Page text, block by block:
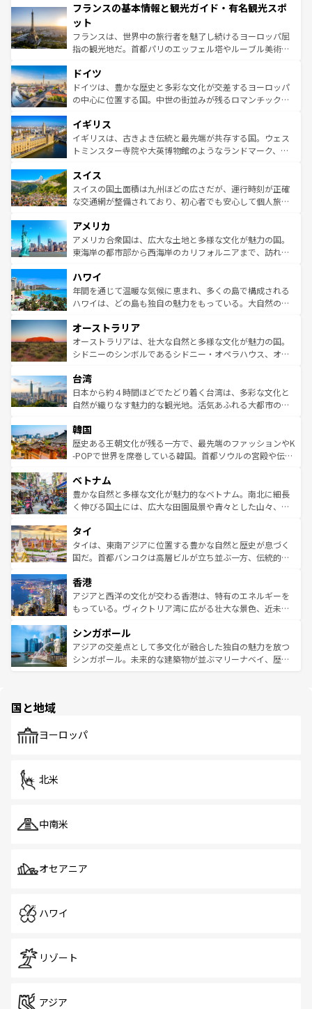
ませてくれるイタリアで、忘れられない旅をしてみよう！
なお、新着のイタリア情報は
しい。
文化が根付くこの国では、情熱的なフラメンコ、熱気あふ
れる闘牛、そして美味しいタパスが生活の一部となってい
る。首都マドリードの洗練された雰囲気や、バルセロナの
アートに溢れた街角から、地方では古代ローマ遺跡や中世
せる。地方によって風土や気候が異なるスペインはその個
性で訪れる人を魅了する。 なお、新着のスペイン情報は コ
ンテンツ一覧を参照してほしい。
フランスの基本情報と観光ガイド・有名観光スポ
ット
フランスは、世界中の旅行者を魅了し続けるヨーロッパ屈
指の観光地だ。首都パリのエッフェル塔やルーブル美術館
で、幅広い魅力が詰まっている。華麗な宮殿、歴史的な大
聖堂、美しいビーチ、そして豊かな自然が、訪れる者を心
から魅了する。また、フランスは美食の国としても知ら
いる。シャンパンの発祥地であるランス、プロヴァンスの
香り高いラベンダー畑など、多彩な楽しみ方が可能だ。さ
らに、パリ以外の地域にも魅力が溢れており、どの街角に
れる地方に足を運ぶとそれぞれで全く異なる文化を体験で
きるだろう。 なお、新着のフランス情報はコンテンツ一覧
を参照してほしい。
ドイツ
ドイツは、豊かな歴史と多彩な文化が交差するヨーロッパ
の中心に位置する国。中世の街並みが残るロマンチック街
顔を持つこの国は、どこを歩いても飽きることがない。ベ
ルリンの文化的活気、バイエルン州のアルプスの絶景、そ
してライン川沿いのワイン畑といった風景は必見。ビール
は、お酒好きな人にはぜひ体験してほしい。 なお、新着の
ドイツ情報はコンテンツ一覧を参照してほしい。
イギリス
イギリスは、古きよき伝統と最先端が共存する国。ウェス
トミンスター寺院や大英博物館のようなランドマーク、歴
リアごとに異なる魅力がある。また、優雅なアフタヌーン
ティー、ビール好きにはたまらない英国パブ、サッカー観
戦など、本場だからこそできる体験も豊富。イギリスを旅
ンツ一覧を参照してほしい。
スイス
スイスの国土面積は九州ほどの広さだが、運行時刻が正確
な交通網が整備されており、初心者でも安心して個人旅行
の建物がそのまま残る町や、スイスならではのユニークな
博物館もあり、アルプス観光だけでなく町歩きも満喫する
ことができる。国民の所得が高いため物価も高いが、旅行
ば市内交通費無料で観光を楽しむこともできる。 なお、新
着のスイス情報はコンテンツ一覧 を参照してほしい。
アメリカ
アメリカ合衆国は、広大な土地と多様な文化が魅力の国。
東海岸の都市部から西海岸のカリフォルニアまで、訪れる
のような巨大都市は、観光、ショッピング、エンターテイ
ンメントが詰まった刺激的なスポットだ。一方、アメリカ
西部には大自然が広がり、グランドキャニオンやイエロー
部のニューオーリンズでは、音楽と美食が融合した独特の
文化が魅力。旅行者はアメリカの各地域で異なる魅力を楽
しみながら、その多様性と豊かな歴史を感じることができ
ならではの贅沢な旅のスタイルだ。 なお、新着のアメリカ
情報はコンテンツ一覧を参照してほしい。
ハワイ
年間を通じて温暖な気候に恵まれ、多くの島で構成される
ハワイは、どの島も独自の魅力をもっている。大自然の神
ワイ島は見逃せない。また、定番の観光地といえばオアフ
島だが、静かな自然を求めるならマウイ島やカウアイ島が
おすすめ。エメラルドグリーンに輝く海をはじめ、豊かな
れるおもてなしの心で訪れる人々を迎えてくれるハワイの
人々、おいしいローカルフードやハワイアンミュージッ
ク、伝統的なフラダンスなど、すべてがハワイの魅力を彩
ワイを、存分に味わってほしい。 なお、新着のハワイ情報
はコンテンツ一覧を参照してほしい。
オーストラリア
オーストラリアは、壮大な自然と多様な文化が魅力の国。
シドニーのシンボルであるシドニー・オペラハウス、オー
リアリーフや大陸中央部にそびえるウルル（エアーズロッ
ク）、タスマニアの美しい原生林やケアンズの熱帯雨林な
ど、見どころがたくさん。また、カフェやワイン、オージ
いる。アクティビティも充実しており、サーフィンやダイ
ビング、ハイキングなど、アウトドア好きにはたまらな
い。オーストラリアの多彩な魅力を存分に味わいつくそ
参照してほしい。
台湾
日本から約４時間ほどでたどり着く台湾は、多彩な文化と
自然が織りなす魅力的な観光地。活気あふれる大都市の台
ン）、静ひつな山岳地帯である台湾東部など、都市の喧騒
と山間の静けさが共存しており、訪れる人に新しい発見と
驚きをもたらしてくれる。また、奥深い台湾の食文化も魅
容にもいいと評判のスイーツなど、バラエティ豊かな料理
が味わえる。 なお、新着の台湾情報は コンテンツ一覧を参
照してほしい。
韓国
歴史ある王朝文化が残る一方で、最先端のファッションやK
-POPで世界を席巻している韓国。首都ソウルの宮殿や伝統
き、地方に足を延ばせば四季折々の自然美を楽しむことが
できる。そして、キムチや焼肉、絶品のストリートフード
まで、さまざまな韓国料理が待っている。夜には、韓国な
リティに包まれながら、韓国の多彩な魅力を心ゆくまで味
わってみてほしい。 なお、新着の韓国情報はコンテンツ一
覧を参照してほしい。
ベトナム
豊かな自然と多様な文化が魅力的なベトナム。南北に細長
く伸びる国土には、広大な田園風景や青々とした山々、世
急速な発展と共に伝統が息づく。ハノイの古い町並みやホ
ーチミン市のフランス統治時代の建物も、独特の雰囲気を
醸し出している。また、バラエティの豊かさとおいしさで
とつ。フォーやバインミー、ベトナムコーヒーなどは、ぜ
ひ現地で味わいたい。どの地域を訪れてもあたたかい人々
が旅行者を迎えてくれるので、きっと忘れられない旅にな
参照してほしい。
タイ
タイは、東南アジアに位置する豊かな自然と歴史が息づく
国だ。首都バンコクは高層ビルが立ち並ぶ一方、伝統的な
の活気が交差している。北部ではチェンマイなどの山岳地
帯で自然と触れ合い、南部ではプーケットやクラビの美し
いビーチでリゾート気分を楽しむことができる。タイ料理
激する。気候は一年中温暖で、どの季節にも異なる楽しみ
が待っている。親しみやすいタイの人々、仏教を中心とし
た文化、そして多様な観光資源が、訪れる旅人を魅了し続
香港
アジアと西洋の文化が交わる香港は、特有のエネルギーを
もっている。ヴィクトリア湾に広がる壮大な景色、近未来
み、どこを訪れても感動するはず。観光スポットが密集し
ており、効率よく見どころを回れるのも魅力。息をのむよ
うな絶景から文化的な体験まで、香港を存分に楽しみ尽く
シンガポール
アジアの交差点として多文化が融合した独自の魅力を放つ
シンガポール。未来的な建築物が並ぶマリーナベイ、歴史
で、ホーカーズは地元の風情を楽しめる外せないスポット
国と地域
ヨーロッパ
北米
中南米
オセアニア
ハワイ
リゾート
アジア